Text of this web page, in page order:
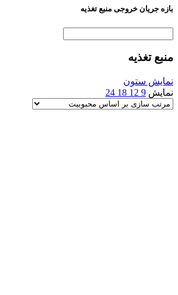
بازه جریان خروجی منبع تغذیه
منبع تغذیه
نمایش ستون
نمایش 9
12
18
24